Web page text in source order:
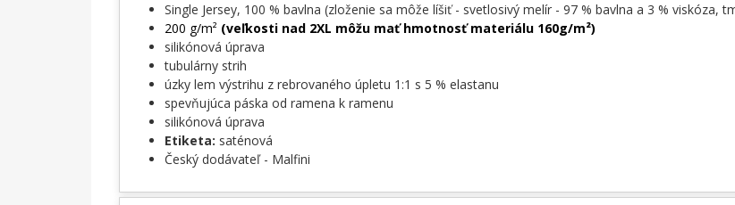
Single Jersey, 100 % bavlna (zloženie sa môže líšiť - svetlosivý melír - 97 % bavlna a 3 % viskóza,
200 g/m² (veľkosti nad 2XL môžu mať hmotnosť materiálu 160g/m²)
silikónová úprava
tubulárny strih
úzky lem výstrihu z rebrovaného úpletu 1:1 s 5 % elastanu
spevňujúca páska od ramena k ramenu
silikónová úprava
Etiketa: saténová
Český dodávateľ - Malfini